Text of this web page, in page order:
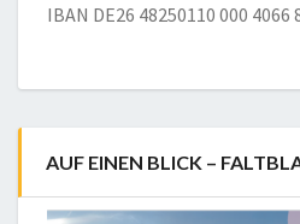
IBAN DE26 48250110 000 4066
AUF EINEN BLICK –